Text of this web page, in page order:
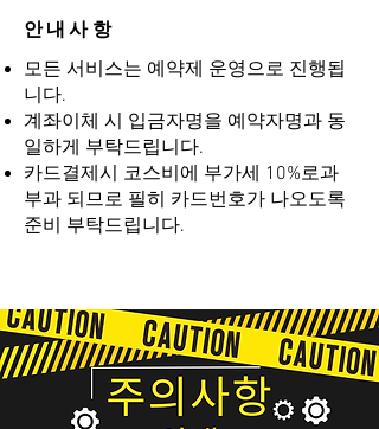
안내사항
모든 서비스는 예약제 운영으로 진행됩
니다.
계좌이체 시 입금자명을 예약자명과 동
일하게 부탁드립니다.
카드결제시 코스비에 부가세 10%로과
부과 되므로 필히 카드번호가 나오도록
준비 부탁드립니다.